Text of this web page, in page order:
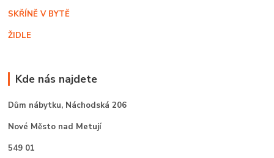
SKŘÍNĚ V BYTĚ
ŽIDLE
Kde nás najdete
Dům nábytku, Náchodská 206
Nové Město nad Metují
549 01